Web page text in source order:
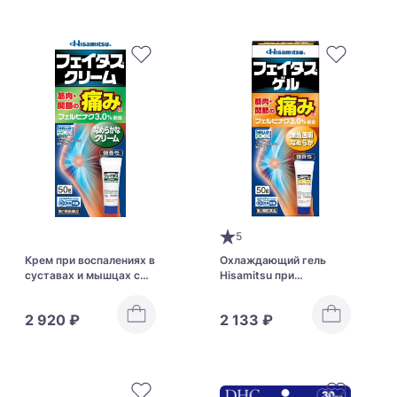
Крем при воспалениях в
суставах и мышцах с
2 920 ₽
5
Охлаждающий гель
Hisamitsu при
ощущениях в суставах
и мышцах
2 133 ₽